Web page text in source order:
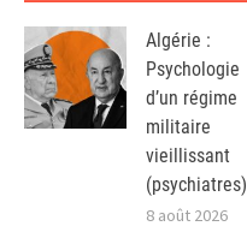
Algérie :
Psychologie
d’un régime
militaire
vieillissant
(psychiatres)
8 août 2026